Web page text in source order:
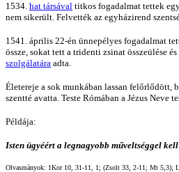
1534. hat társával titkos fogadalmat tettek
nem sikerült. Felvették az egyházirend
1541. április 22-én ünnepélyes fogadalmat
össze, sokat tett a tridenti zsinat összeülése
szolgálatára adta.
Életereje a sok munkában lassan felőrlődött,
szentté avatta. Teste Rómában a Jézus Neve
Példája:
Isten ügyéért a legnagyobb műveltséggel
Olvasmányok: 1Kor 10, 31-11, 1; (Zsolt 33, 2-11; Mt 5,3);